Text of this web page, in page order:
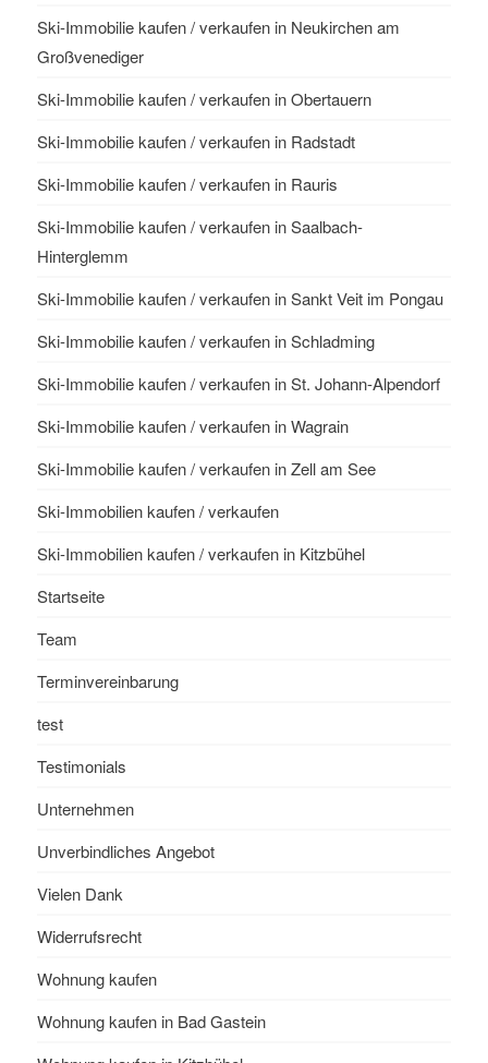
Ski-Immobilie kaufen / verkaufen in Neukirchen am
Großvenediger
Ski-Immobilie kaufen / verkaufen in Obertauern
Ski-Immobilie kaufen / verkaufen in Radstadt
Ski-Immobilie kaufen / verkaufen in Rauris
Ski-Immobilie kaufen / verkaufen in Saalbach-
Hinterglemm
Ski-Immobilie kaufen / verkaufen in Sankt Veit im Pongau
Ski-Immobilie kaufen / verkaufen in Schladming
Ski-Immobilie kaufen / verkaufen in St. Johann-Alpendorf
Ski-Immobilie kaufen / verkaufen in Wagrain
Ski-Immobilie kaufen / verkaufen in Zell am See
Ski-Immobilien kaufen / verkaufen
Ski-Immobilien kaufen / verkaufen in Kitzbühel
Startseite
Team
Terminvereinbarung
test
Testimonials
Unternehmen
Unverbindliches Angebot
Vielen Dank
Widerrufsrecht
Wohnung kaufen
Wohnung kaufen in Bad Gastein